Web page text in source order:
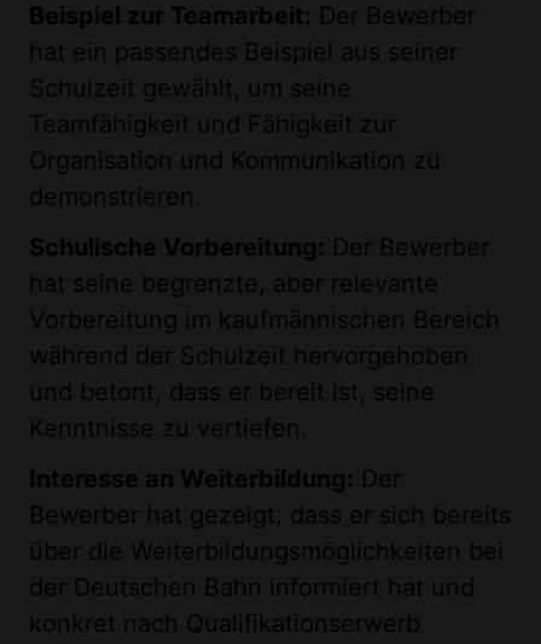
Beispiel zur Teamarbeit: Der Bewerber
hat ein passendes Beispiel aus seiner
Schulzeit gewählt, um seine
Teamfähigkeit und Fähigkeit zur
Organisation und Kommunikation zu
demonstrieren.
Schulische Vorbereitung: Der Bewerber
hat seine begrenzte, aber relevante
Vorbereitung im kaufmännischen Bereich
während der Schulzeit hervorgehoben
und betont, dass er bereit ist, seine
Kenntnisse zu vertiefen.
Interesse an Weiterbildung: Der
Bewerber hat gezeigt, dass er sich bereits
über die Weiterbildungsmöglichkeiten bei
der Deutschen Bahn informiert hat und
konkret nach Qualifikationserwerb